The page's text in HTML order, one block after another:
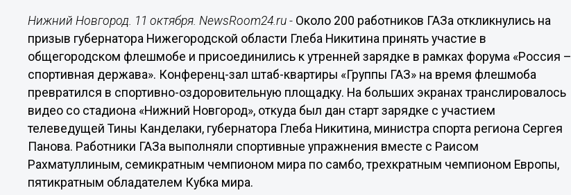
Нижний Новгород. 11 октября. NewsRoom24.ru - Около 200 работников ГАЗа откликнулись на
призыв губернатора Нижегородской области Глеба Никитина принять участие в
общегородском флешмобе и присоединились к утренней зарядке в рамках форума «Россия –
спортивная держава». Конференц-зал штаб-квартиры «Группы ГАЗ» на время флешмоба
превратился в спортивно-оздоровительную площадку. На больших экранах транслировалось
видео со стадиона «Нижний Новгород», откуда был дан старт зарядке с участием
телеведущей Тины Канделаки, губернатора Глеба Никитина, министра спорта региона Сергея
Панова. Работники ГАЗа выполняли спортивные упражнения вместе с Раисом
Рахматуллиным, семикратным чемпионом мира по самбо, трехкратным чемпионом Европы,
пятикратным обладателем Кубка мира.